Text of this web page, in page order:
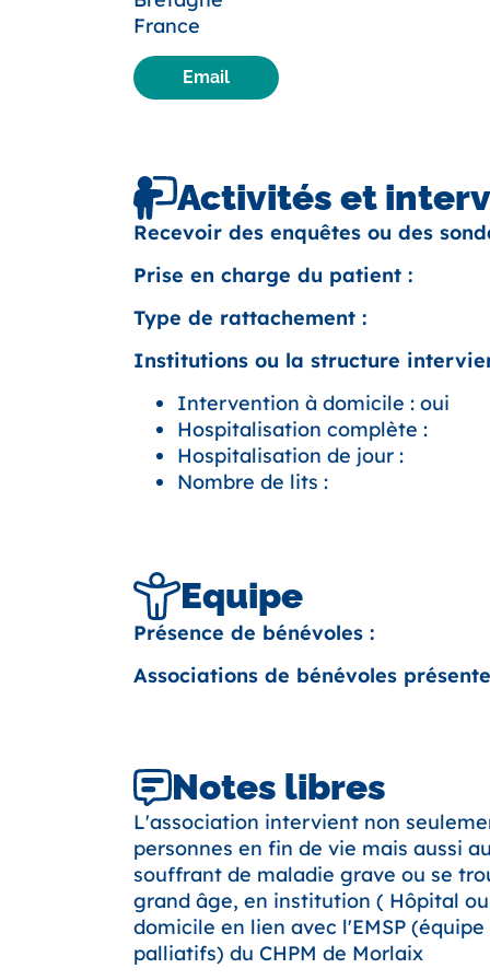
France
Email
Activités et
Recevoir des enquêtes ou des
Prise en charge du patient :
Type de rattachement :
Institutions ou la structure
Intervention à domicile : oui
Hospitalisation complète :
Hospitalisation de jour :
Nombre de lits :
Equipe
Présence de bénévoles :
Associations de bénévoles
Notes libres
L'association intervient non
personnes en fin de vie mais aussi
souffrant de maladie grave ou se
grand âge, en institution ( Hôpital ou
domicile en lien avec l'EMSP
palliatifs) du CHPM de Morlaix